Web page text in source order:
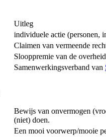
Uitleg
individuele actie (personen,
Claimen van vermeende
Slooppremie van de
Samenwerkingsverband van
Bewijs van onvermogen
(niet) doen.
Een mooi voorwerp/mooie